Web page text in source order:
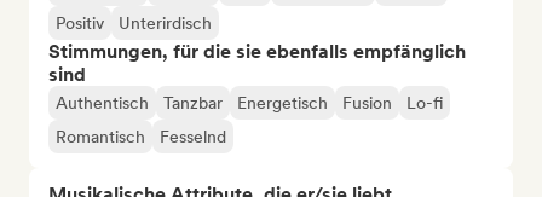
Positiv
Unterirdisch
Stimmungen, für die sie ebenfalls empfänglich
sind
Authentisch Tanzbar Energetisch Fusion
Lo-fi
Romantisch
Fesselnd